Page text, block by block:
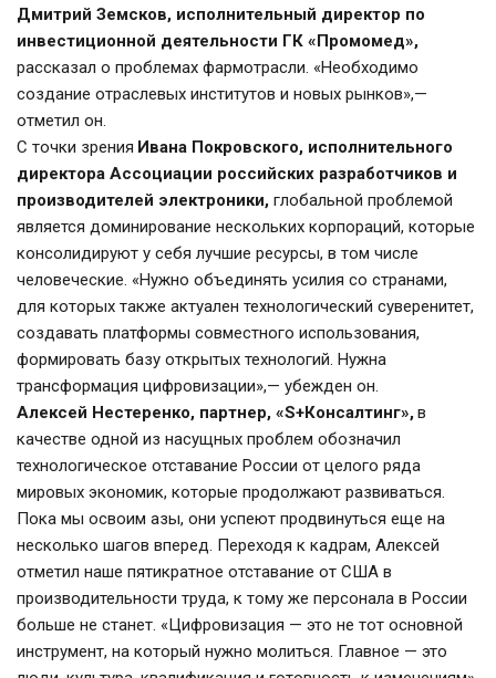
Дмитрий Земсков, исполнительный директор по
инвестиционной деятельности ГК «Промомед»,
рассказал о проблемах фармотрасли. «Необходимо
создание отраслевых институтов и новых рынков»,—
отметил он.
С точки зрения Ивана Покровского, исполнительного
директора Ассоциации российских разработчиков и
производителей электроники, глобальной проблемой
является доминирование нескольких корпораций, которые
консолидируют у себя лучшие ресурсы, в том числе
человеческие. «Нужно объединять усилия со странами,
для которых также актуален технологический суверенитет,
создавать платформы совместного использования,
формировать базу открытых технологий. Нужна
трансформация цифровизации»,— убежден он.
Алексей Нестеренко, партнер, «S+Консалтинг», в
качестве одной из насущных проблем обозначил
технологическое отставание России от целого ряда
мировых экономик, которые продолжают развиваться.
Пока мы освоим азы, они успеют продвинуться еще на
несколько шагов вперед. Переходя к кадрам, Алексей
отметил наше пятикратное отставание от США в
производительности труда, к тому же персонала в России
больше не станет. «Цифровизация — это не тот основной
инструмент, на который нужно молиться. Главное — это